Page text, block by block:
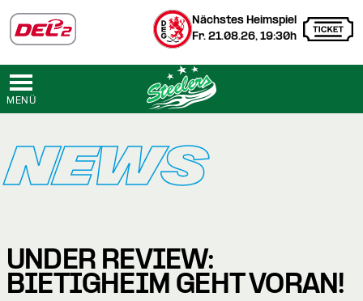
Nächstes Heimspiel
Fr. 21.08.26, 19:30h
MENÜ
NEWS
UNDER REVIEW:
BIETIGHEIM GEHT VORAN!